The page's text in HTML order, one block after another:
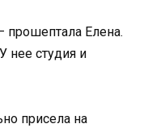
прошептала Елена.
нее студия и
присела на